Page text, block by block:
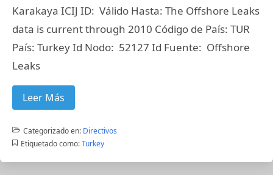
Karakaya ICIJ ID: Válido Hasta: The Offshore Leaks
data is current through 2010 Código de País: TUR
País: Turkey Id Nodo: 52127 Id Fuente: Offshore
Leaks
Leer Más
Categorizado en: Directivos
Etiquetado como: Turkey